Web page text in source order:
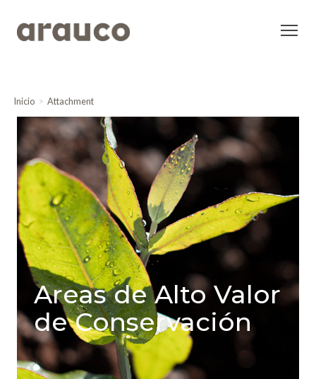
Inicio Attachment
Areas de Alto Valor
de Conservación